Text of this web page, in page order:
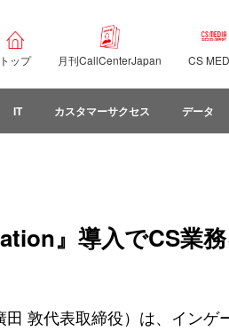
トップ 月刊CallCenterJapan CS
IT カスタマーサクセス データ
』導入でCS業
敦代表取締役）は、イン